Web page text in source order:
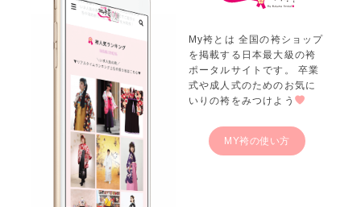
My袴とは 全国の袴ショップ
を掲載する日本最大級の袴
ポータルサイトです。 卒業
式や成人式のためのお気に
いりの袴をみつけよう
MY袴の使い方